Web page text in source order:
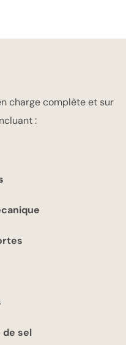
charge complète et sur
:
de sel